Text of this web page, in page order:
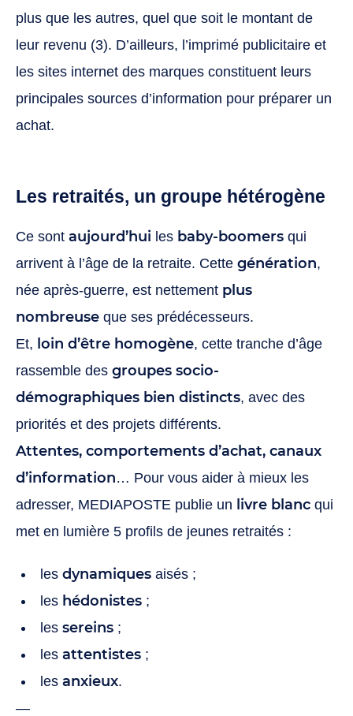
plus que les autres, quel que soit le montant de
leur revenu (3). D’ailleurs, l’imprimé publicitaire et
les sites internet des marques constituent leurs
principales sources d’information pour préparer un
achat.
Les retraités, un groupe hétérogène
Ce sont aujourd’hui les baby-boomers qui
arrivent à l’âge de la retraite. Cette génération,
née après-guerre, est nettement plus
nombreuse que ses prédécesseurs.
Et, loin d’être homogène, cette tranche d’âge
rassemble des groupes socio-
démographiques bien distincts, avec des
priorités et des projets différents.
Attentes, comportements d’achat, canaux
d’information… Pour vous aider à mieux les
adresser, MEDIAPOSTE publie un livre blanc qui
met en lumière 5 profils de jeunes retraités :
les dynamiques aisés ;
les hédonistes ;
les sereins ;
les attentistes ;
les anxieux.
—